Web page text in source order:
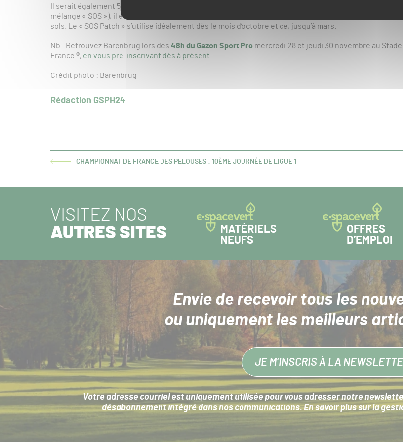
Il serait également 50% plus dense en comparaison avec un semis réalisé avec la semence seule (tel
mélange « SOS »), il évite l’installation du pâturin annuel (poa annua) et reprendrait même la
sols. Le « SOS Patch » s’utilise idéalement dès le mois d’octobre et ce, jusqu’à mars.
Nb : Retrouvez Barenbrug lors des 48h du Gazon Sport Pro mercredi 28 et jeudi 30 novembre au Stade
France ®, en vous pré-inscrivant dès à présent.
Crédit photo : Barenbrug
Rédaction GSPH24
ARTICLECHAMPIONNAT DE FRANCE DES PELOUSES : 10ÈME JOURNÉE DE LIGUE 1
VISITEZ NOS
AUTRES SITES
MATÉRIELS
NEUFS
OFFRES
D’EMPLOI
Envie de recevoir tous les
ou uniquement les meilleurs
JE M’INSCRIS À LA
Votre adresse courriel est uniquement utilisée pour vous adresser notre
désabonnement intégré dans nos communications. En savoir plus sur la